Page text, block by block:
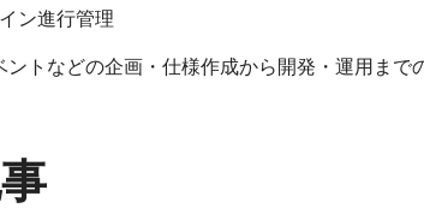
ン進行管理
ントなどの企画・仕様作成から開発・運用まで